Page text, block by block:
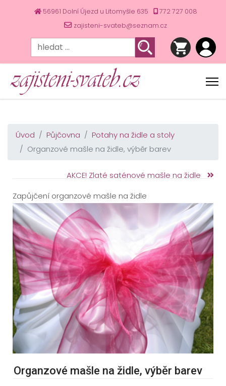
56961 Dolní Újezd u Litomyšle 635
772 727 008
zajisteni-svateb@seznam.cz
Úvod Půjčovna
Potahy na židle a stoly
Organzové mašle na židle, výběr barev
AKCE! Zlaté saténové mašle na židle
Zapůjčení organzové mašle na židle
Organzové mašle na židle, výběr barev